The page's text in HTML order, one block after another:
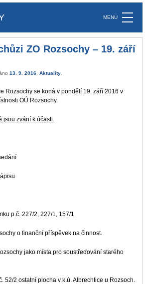
ZO Rozsochy – 19. září
13. 9. 2016 Aktuality
Rozsochy se koná v pondělí 19. září 2016 v
OÚ Rozsochy.
jsou zvání k účasti.
p.č. 227/2, 227/1, 157/1
o finanční příspěvek na činnost.
jako místa pro soustřeďování starého
52/2 ostatní plocha v k.ú. Albrechtice u Rozsoch.